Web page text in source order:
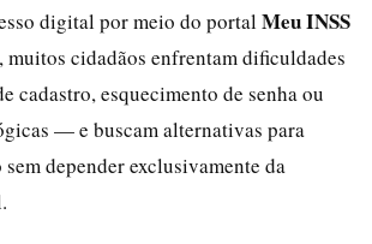
digital por meio do portal Meu INSS
, muitos cidadãos enfrentam dificuldades
cadastro, esquecimento de senha ou
— e buscam alternativas para
depender exclusivamente da